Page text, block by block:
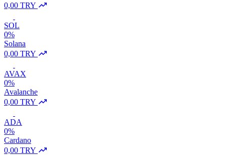
0,00 TRY
SOL
0%
Solana
0,00 TRY
AVAX
0%
Avalanche
0,00 TRY
ADA
0%
Cardano
0,00 TRY